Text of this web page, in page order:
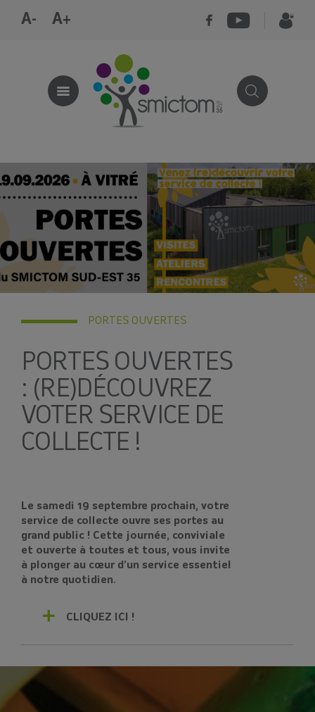
A- A+
PORTES OUVERTES
PORTES OUVERTES
: (RE)DÉCOUVREZ
VOTER SERVICE DE
COLLECTE !
Le samedi 19 septembre prochain, votre
service de collecte ouvre ses portes au
grand public ! Cette journée, conviviale
et ouverte à toutes et tous, vous invite
à plonger au cœur d’un service essentiel
à notre quotidien.
CLIQUEZ ICI !